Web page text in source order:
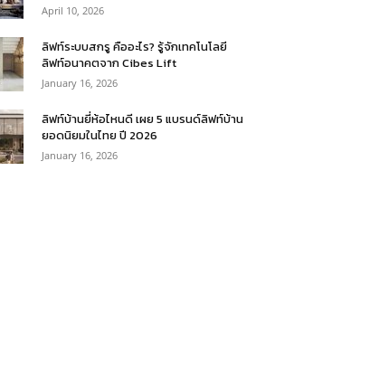
April 10, 2026
ลิฟท์ระบบสกรู คืออะไร? รู้จักเทคโนโลยี
ลิฟท์อนาคตจาก Cibes Lift
January 16, 2026
ลิฟท์บ้านยี่ห้อไหนดี เผย 5 แบรนด์ลิฟท์บ้าน
ยอดนิยมในไทย ปี 2026
January 16, 2026